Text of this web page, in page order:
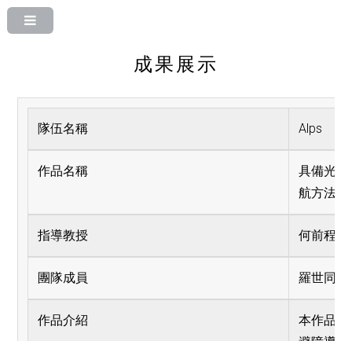
成果展示
隊伍名稱 Alps
作品名稱
具備光
航方法
指導教授 何前程
團隊成員 羅世同
作品介紹
本作品